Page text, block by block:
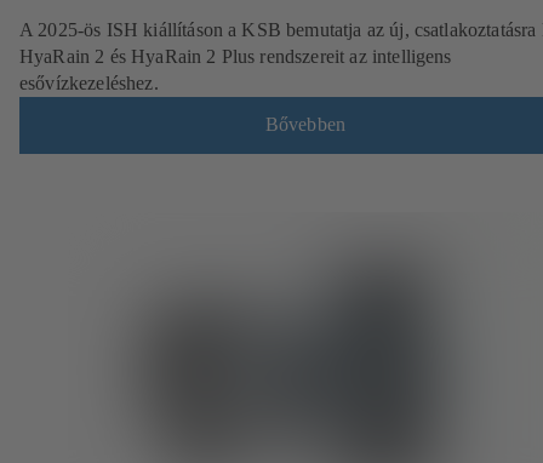
A 2025-ös ISH kiállításon a KSB bemutatja az új, csatlakoztatásra
HyaRain 2 és HyaRain 2 Plus rendszereit az intelligens
esővízkezeléshez.
Bővebben